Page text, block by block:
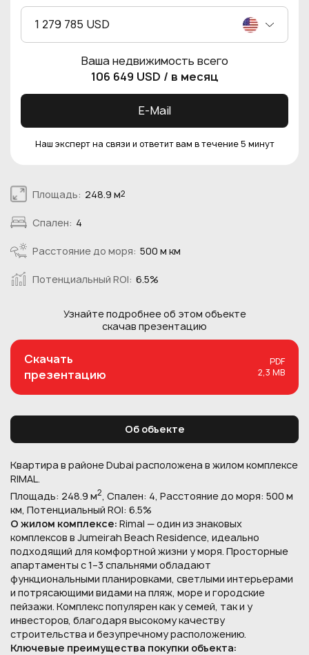
Площадь: 248.9 м2
Спален: 4
Расстояние до моря: 500 м км
Потенциальный ROI: 6.5%
Узнайте подробнее об этом объекте
скачав презентацию
Скачать
презентацию
PDF
2,3 MB
Об объекте
Квартира в районе Dubai расположена в жилом комплексе
RIMAL.
Площадь: 248.9 м2, Спален: 4, Расстояние до моря: 500 м
км, Потенциальный ROI: 6.5%
О жилом комплексе: Rimal — один из знаковых
комплексов в Jumeirah Beach Residence, идеально
подходящий для комфортной жизни у моря. Просторные
апартаменты с 1–3 спальнями обладают
функциональными планировками, светлыми интерьерами
и потрясающими видами на пляж, море и городские
пейзажи. Комплекс популярен как у семей, так и у
инвесторов, благодаря высокому качеству
строительства и безупречному расположению.
Ключевые преимущества покупки объекта:
1 279 785 USD
Ваша недвижимость всего
106 649 USD / в месяц
E-Mail
Наш эксперт на связи и ответит вам в течение 5 минут